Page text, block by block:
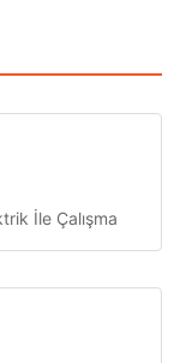
İle Çalışma